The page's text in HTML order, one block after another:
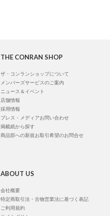
THE CONRAN SHOP
ザ・コンランショップについて
メンバーズサービスのご案内
ニュース＆イベント
店舗情報
採用情報
プレス・メディアお問い合わせ
掲載紙から探す
商品部への新規お取引希望のお問合せ
ABOUT US
会社概要
特定商取引法・古物営業法に基づく表記
ご利用規約